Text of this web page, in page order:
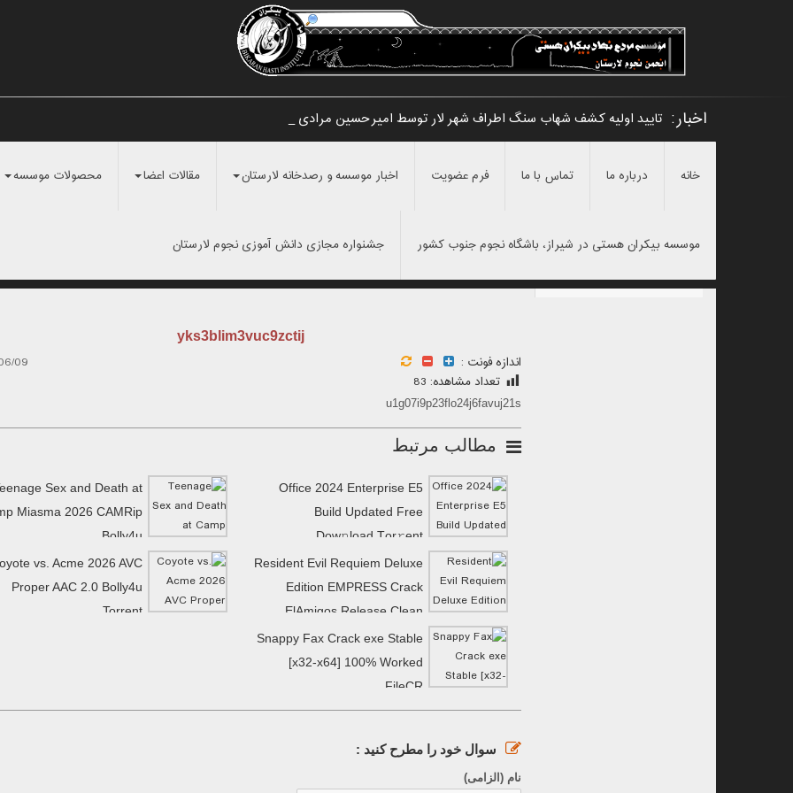
اخبار: تایید اولیه کشف شهاب سنگ اطراف شهر لار توسط امیرحسین مرادی و ن _
خانه درباره ما تماس با ما فرم عضویت اخبار موسسه و رصدخانه لارستان مقالات اعضا محصولات موسسه
موسسه بیکران هستی در شیراز، باشگاه نجوم جنوب کشور جشنواره مجازی دانش آموزی نجوم لارستان
yks3blim3vuc9zctij
اندازه فونت :
09
تعداد مشاهده: 83
u1g07i9p23flo24j6favuj21s
مطالب مرتبط
Office 2024 Enterprise E5
Build Updated Frее
Dow𝚗load Tоr𝚛ent
Sex and Death at
Miasma 2026 CAMRip
Bolly4u
Resident Evil Requiem Deluxe
Edition EMPRESS Crack
ElAmigos Release Clean
MediaFire
vs. Acme 2026 AVC
Proper AAC 2.0 Bolly4u
Torrent
Snappy Fax Crack exe Stable
[x32-x64] 100% Worked
FileCR
سوال خود را مطرح کنید :
نام (الزامی)